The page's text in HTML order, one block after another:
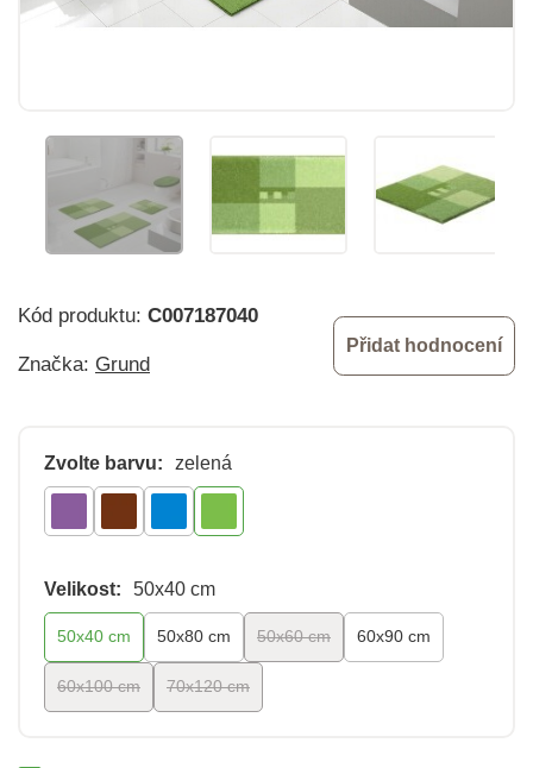
Kód produktu: C007187040
Značka: Grund
Přidat hodnocení
Zvolte barvu: zelená
Velikost: 50x40 cm
50x40 cm 50x80 cm 50x60 cm 60x90 cm
60x100 cm 70x120 cm